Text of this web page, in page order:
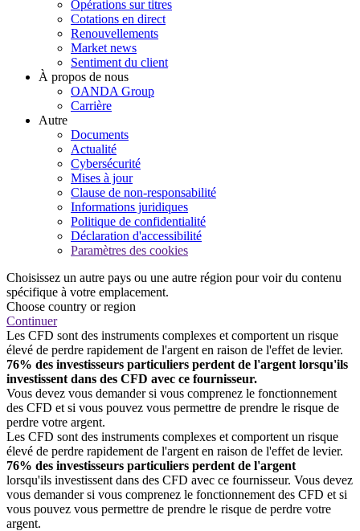
Opérations sur titres
Cotations en direct
Renouvellements
Market news
Sentiment du client
À propos de nous
OANDA Group
Carrière
Autre
Documents
Actualité
Cybersécurité
Mises à jour
Clause de non-responsabilité
Informations juridiques
Politique de confidentialité
Déclaration d'accessibilité
Paramètres des cookies
Choisissez un autre pays ou une autre région pour voir du contenu
spécifique à votre emplacement.
Choose country or region
Continuer
Les CFD sont des instruments complexes et comportent un risque
élevé de perdre rapidement de l'argent en raison de l'effet de levier.
76% des investisseurs particuliers perdent de l'argent lorsqu'ils
investissent dans des CFD avec ce fournisseur.
Vous devez vous demander si vous comprenez le fonctionnement
des CFD et si vous pouvez vous permettre de prendre le risque de
perdre votre argent.
Les CFD sont des instruments complexes et comportent un risque
élevé de perdre rapidement de l'argent en raison de l'effet de levier.
76% des investisseurs particuliers perdent de l'argent
lorsqu'ils investissent dans des CFD avec ce fournisseur. Vous devez
vous demander si vous comprenez le fonctionnement des CFD et si
vous pouvez vous permettre de prendre le risque de perdre votre
argent.